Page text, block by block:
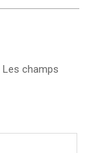
Les champs